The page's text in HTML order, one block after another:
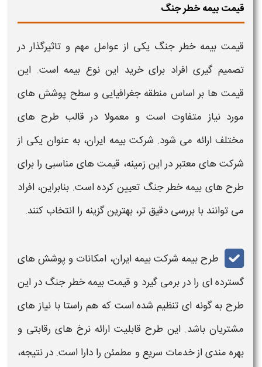
قیمت بیمه خطر جنگ
قیمت بیمه خطر جنگ یکی از عوامل مهم و تاثیرگذار در
تصمیم‌ گیری افراد برای خرید این نوع بیمهاست. این
قیمت‌ ها بر اساس منطقه جغرافیایی و سطح پوشش‌ های
مورد نیاز متفاوت است و معمولا در قالب طرح‌ های
مختلف ارائه می‌ شود. شرکت بیمه ایران، به عنوان یکی از
شرکت‌ های معتبر در این زمینه، قیمت‌ های مناسبی را برای
طرح‌ های بیمهخطر جنگ تعیین کرده است. بنابراین، افراد
می‌ توانند با بررسی دقیق تر، بهترین گزینه را انتخاب کنند.
طرحبیمه شرکت بیمه ایران، امکانات و پوشش‌ های
گسترده‌ ای را در برمی‌ گیرد و قیمت بیمه خطر جنگ در این
طرح به گونه‌ ای تنظیم شده است که هم‌ راستا با نیاز های
مشتریان باشد. این طرح قابلیت ارائه نرخ‌ های رقابتی و
بهره‌ مندی از خدمات سریع و مطمئن را دارا است. در نتیجه،